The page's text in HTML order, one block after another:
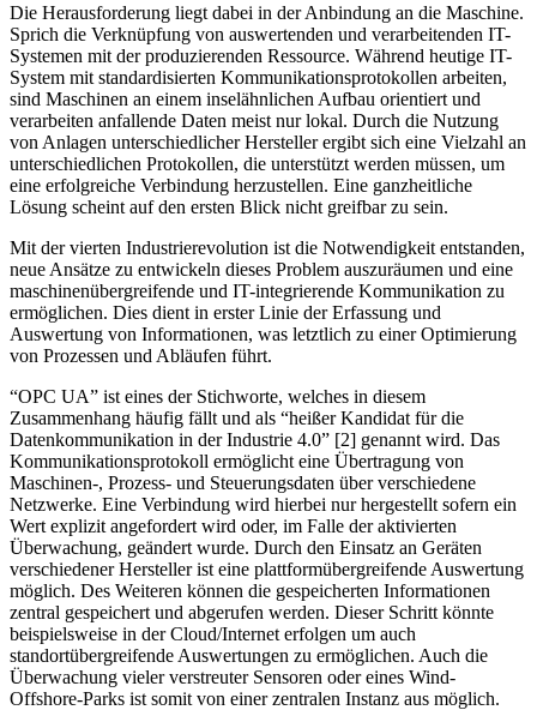
Die Herausforderung liegt dabei in der Anbindung an die Maschine.
Sprich die Verknüpfung von auswertenden und verarbeitenden IT-
Systemen mit der produzierenden Ressource. Während heutige IT-
System mit standardisierten Kommunikationsprotokollen arbeiten,
sind Maschinen an einem inselähnlichen Aufbau orientiert und
verarbeiten anfallende Daten meist nur lokal. Durch die Nutzung
von Anlagen unterschiedlicher Hersteller ergibt sich eine Vielzahl an
unterschiedlichen Protokollen, die unterstützt werden müssen, um
eine erfolgreiche Verbindung herzustellen. Eine ganzheitliche
Lösung scheint auf den ersten Blick nicht greifbar zu sein.
Mit der vierten Industrierevolution ist die Notwendigkeit entstanden,
neue Ansätze zu entwickeln dieses Problem auszuräumen und eine
maschinenübergreifende und IT-integrierende Kommunikation zu
ermöglichen. Dies dient in erster Linie der Erfassung und
Auswertung von Informationen, was letztlich zu einer Optimierung
von Prozessen und Abläufen führt.
“OPC UA” ist eines der Stichworte, welches in diesem
Zusammenhang häufig fällt und als “heißer Kandidat für die
Datenkommunikation in der Industrie 4.0” [2] genannt wird. Das
Kommunikationsprotokoll ermöglicht eine Übertragung von
Maschinen-, Prozess- und Steuerungsdaten über verschiedene
Netzwerke. Eine Verbindung wird hierbei nur hergestellt sofern ein
Wert explizit angefordert wird oder, im Falle der aktivierten
Überwachung, geändert wurde. Durch den Einsatz an Geräten
verschiedener Hersteller ist eine plattformübergreifende Auswertung
möglich. Des Weiteren können die gespeicherten Informationen
zentral gespeichert und abgerufen werden. Dieser Schritt könnte
beispielsweise in der Cloud/Internet erfolgen um auch
standortübergreifende Auswertungen zu ermöglichen. Auch die
Überwachung vieler verstreuter Sensoren oder eines Wind-
Offshore-Parks ist somit von einer zentralen Instanz aus möglich.